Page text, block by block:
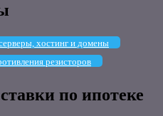
хостинг и домены
резисторов
по ипотеке